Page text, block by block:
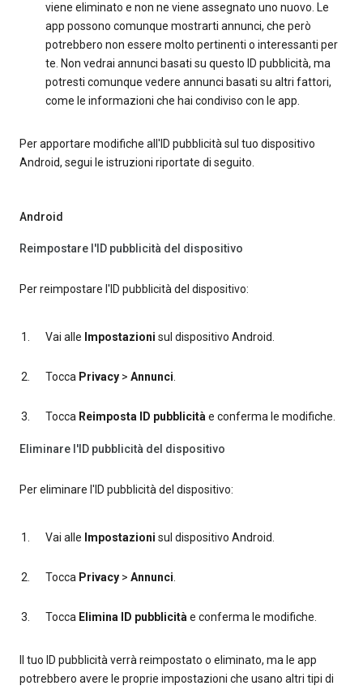
viene eliminato e non ne viene assegnato uno nuovo. Le
app possono comunque mostrarti annunci, che però
potrebbero non essere molto pertinenti o interessanti per
te. Non vedrai annunci basati su questo ID pubblicità, ma
potresti comunque vedere annunci basati su altri fattori,
come le informazioni che hai condiviso con le app.
Per apportare modifiche all'ID pubblicità sul tuo dispositivo
Android, segui le istruzioni riportate di seguito.
Android
Reimpostare l'ID pubblicità del dispositivo
Per reimpostare l'ID pubblicità del dispositivo:
Vai alle Impostazioni sul dispositivo Android.
Tocca Privacy > Annunci.
Tocca Reimposta ID pubblicitàe conferma le modifiche.
Eliminare l'ID pubblicità del dispositivo
Per eliminare l'ID pubblicità del dispositivo:
Vai alle Impostazioni sul dispositivo Android.
Tocca Privacy > Annunci.
Tocca Elimina ID pubblicitàe conferma le modifiche.
Il tuo ID pubblicità verrà reimpostato o eliminato, ma le app
potrebbero avere le proprie impostazioni che usano altri tipi di